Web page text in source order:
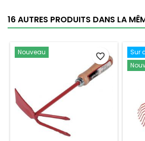
16 AUTRES PRODUITS DANS LA
Nouveau favorite_border
Sur